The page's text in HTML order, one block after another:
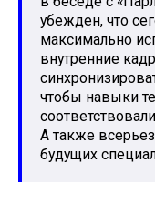
убежден, что
максимально
внутренние
чтобы навыки
А также
будущих